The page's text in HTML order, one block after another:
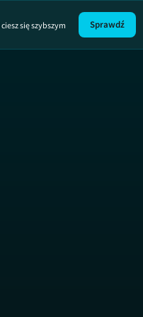
Drogowa
się szybszym
Sprawdź